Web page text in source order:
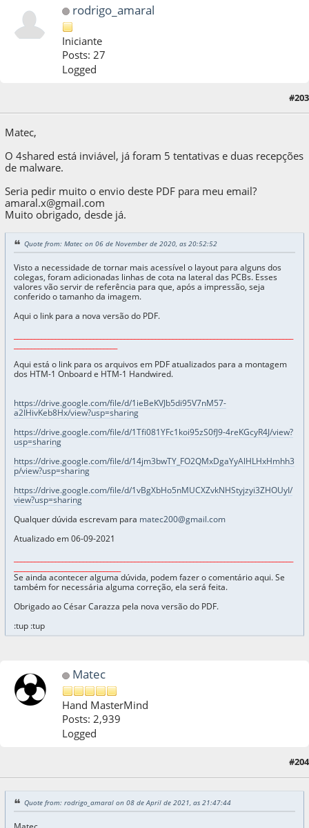
rodrigo_amaral
Iniciante
Posts: 27
Logged
: 06 de September de 2021, as 21:40:45 by
#203
Matec,
O 4shared está inviável, já foram 5 tentativas e duas recepções
de malware.
Seria pedir muito o envio deste PDF para meu email?
amaral.x@gmail.com
Muito obrigado, desde já.
Quote from: Matec on 06 de November de 2020, as 20:52:52
Visto a necessidade de tornar mais acessível o layout para alguns dos
colegas, foram adicionadas linhas de cota na lateral das PCBs. Esses
valores vão servir de referência para que, após a impressão, seja
conferido o tamanho da imagem.
Aqui o link para a nova versão do PDF.
Aqui está o link para os arquivos em PDF atualizados para a montagem
dos HTM-1 Onboard e HTM-1 Handwired.
https://drive.google.com/file/d/1ieBeKVJb5di95V7nM57-
a2IHivKeb8Hx/view?usp=sharing
https://drive.google.com/file/d/1Tfi081YFc1koi95zS0fJ9-4reKGcyR4J/view?
usp=sharing
https://drive.google.com/file/d/14jm3bwTY_FO2QMxDgaYyAlHLHxHmhh3
p/view?usp=sharing
https://drive.google.com/file/d/1vBgXbHo5nMUCXZvkNHStyjzyi3ZHOUyI/
view?usp=sharing
Qualquer dúvida escrevam para matec200@gmail.com
Atualizado em 06-09-2021
Se ainda acontecer alguma dúvida, podem fazer o comentário aqui. Se
também for necessária alguma correção, ela será feita.
Obrigado ao César Carazza pela nova versão do PDF.
:tup :tup
Matec
Hand MasterMind
Posts: 2,939
Logged
#204
Quote from: rodrigo_amaral on 08 de April de 2021, as 21:47:44